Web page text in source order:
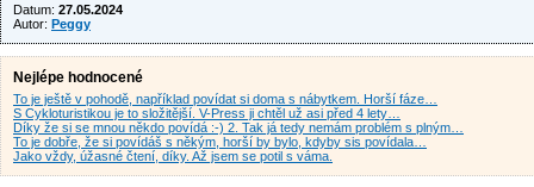
Datum: 27.05.2024
Autor: Peggy
Nejlépe hodnocené
To je ještě v pohodě, například povídat si doma s nábytkem. Horší fáze…
S Cykloturistikou je to složitější. V-Press ji chtěl už asi před 4 lety…
Díky že si se mnou někdo povídá :-) 2. Tak já tedy nemám problém s plným…
To je dobře, že si povídáš s někým, horší by bylo, kdyby sis povídala…
Jako vždy, úžasné čtení, díky. Až jsem se potil s váma.